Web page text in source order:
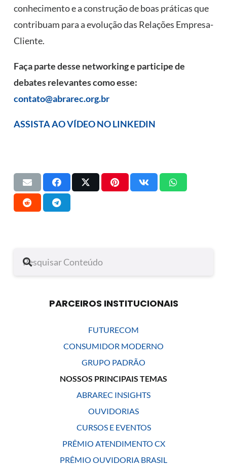
conhecimento e a construção de boas práticas que
contribuam para a evolução das Relações Empresa-
Cliente.
Faça parte desse networking e participe de
debates relevantes como esse:
contato@abrarec.org.br
ASSISTA AO VÍDEO NO LINKEDIN
PARCEIROS INSTITUCIONAIS
FUTURECOM
CONSUMIDOR MODERNO
GRUPO PADRÃO
NOSSOS PRINCIPAIS TEMAS
ABRAREC INSIGHTS
OUVIDORIAS
CURSOS E EVENTOS
PRÊMIO ATENDIMENTO CX
PRÊMIO OUVIDORIA BRASIL